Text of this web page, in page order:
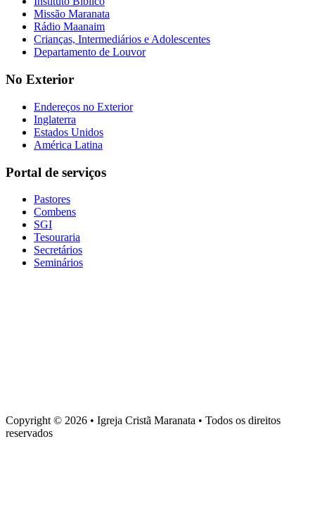
Missão Maranata
Rádio Maanaim
Crianças, Intermediários e Adolescentes
Departamento de Louvor
No Exterior
Endereços no Exterior
Inglaterra
Estados Unidos
América Latina
Portal de serviços
Pastores
Combens
SGI
Tesouraria
Secretários
Seminários
Copyright © 2026 • Igreja Cristã Maranata • Todos os direitos
reservados